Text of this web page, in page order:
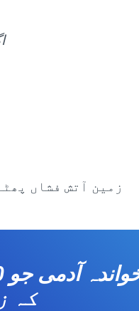
زمین آتش فشاں
کہ